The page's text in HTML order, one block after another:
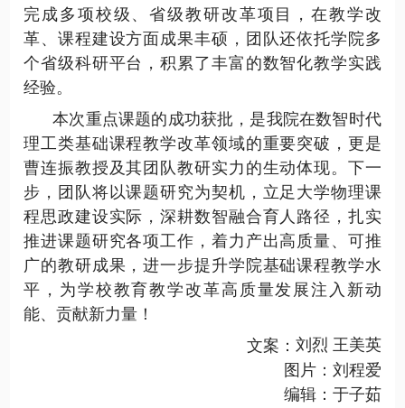
完成多项校级、省级教研改革项目，在教学改
革、课程建设方面成果丰硕，团队还依托学院多
个省级科研平台，积累了丰富的数智化教学实践
经验。
本次重点课题的成功获批，是我院在数智时代
理工类基础课程教学改革领域的重要突破，更是
曹连振教授 及其团队教研实力的生动体现。下一
步，团队将以课题研究为契机，立足大学物理课
程思政建设实际，深耕数智融合育人路径，扎实
推进课题研究各项工作，着力产出高质量、可推
广的教研成果，进一步提升学院基础课程教学水
平，为学校教育教学改革高质量发展注入新动
能、贡献新力量！
文案： 刘烈 王美英
图片： 刘程爱
编辑：于子茹